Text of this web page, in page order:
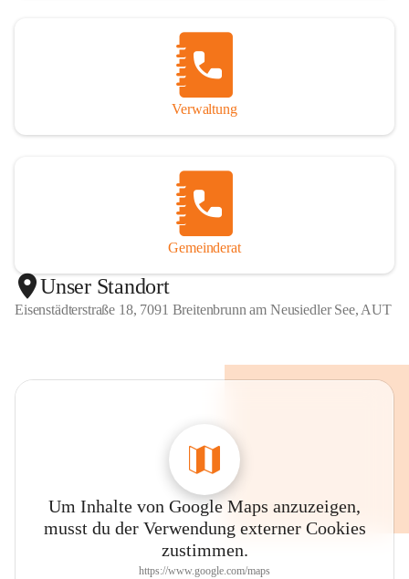
Verwaltung
Gemeinderat
Unser Standort
Eisenstädterstraße 18, 7091 Breitenbrunn am Neusiedler See, AUT
Um Inhalte von Google Maps anzuzeigen,
musst du der Verwendung externer Cookies
zustimmen.
https://www.google.com/maps